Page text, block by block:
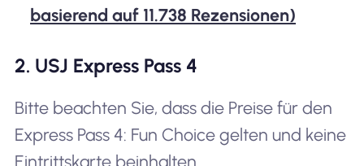
basierend auf 11.738 Rezensionen)
2. USJ Express Pass 4
Bitte beachten Sie, dass die Preise für den
Express Pass 4: Fun Choice gelten und keine
Eintrittskarte beinhalten.